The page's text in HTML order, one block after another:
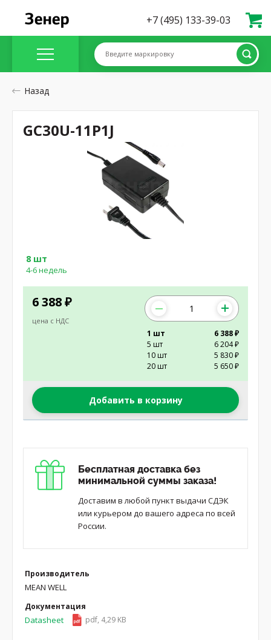
+7 (495) 133-39-03
Введите маркировку
Назад
6 388 ₽
цена с НДС
8 шт
4-6 недель
1 шт
6 388 ₽
5 шт
6 204 ₽
10 шт
5 830 ₽
20 шт
5 650 ₽
Добавить в корзину
Бесплатная доставка без
минимальной суммы заказа!
Доставим в любой пункт выдачи СДЭК
или курьером до вашего адреса по всей
России.
Производитель
MEAN WELL
Документация
Datasheet pdf, 4,29 KB
GC30U-11P1J